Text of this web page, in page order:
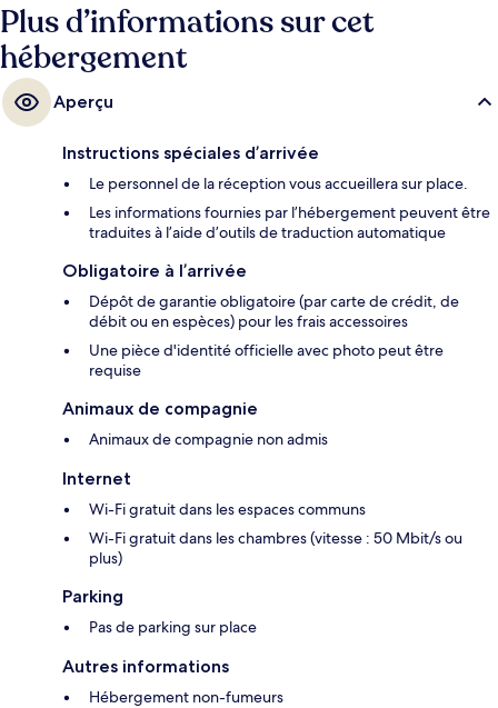
Plus d’informations sur cet
hébergement
Aperçu
Instructions spéciales d’arrivée
Le personnel de la réception vous accueillera sur place.
Les informations fournies par l’hébergement peuvent être
traduites à l’aide d’outils de traduction automatique
Obligatoire à l’arrivée
Dépôt de garantie obligatoire (par carte de crédit, de
débit ou en espèces) pour les frais accessoires
Une pièce d'identité officielle avec photo peut être
requise
Animaux de compagnie
Animaux de compagnie non admis
Internet
Wi-Fi gratuit dans les espaces communs
Wi-Fi gratuit dans les chambres (vitesse : 50 Mbit/s ou
plus)
Parking
Pas de parking sur place
Autres informations
Hébergement non-fumeurs